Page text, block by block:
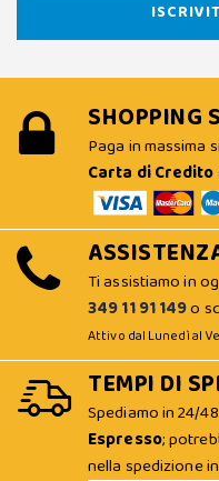
SHOPPING
Paga in massima
Carta di Credito
Ti assistiamo in
349 11 91 149o
Attivo dal Lunedì al
TEMPI DI
Spediamo in 24/
Espresso;
nella spedizione